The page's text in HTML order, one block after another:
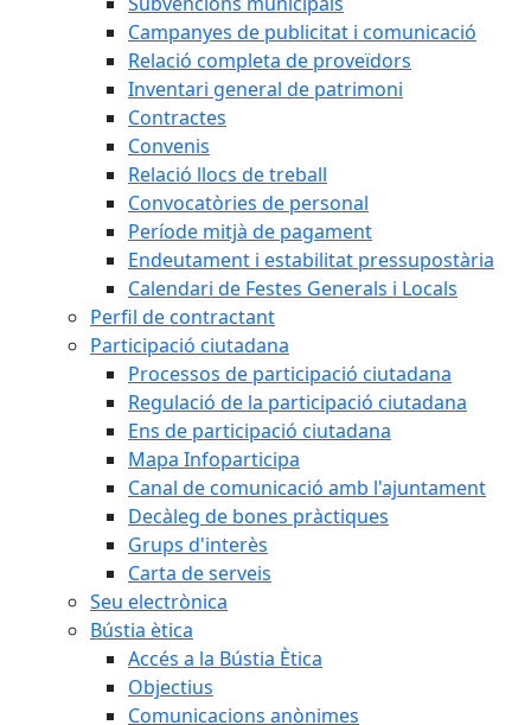
Campanyes de publicitat i comunicació
Relació completa de proveïdors
Inventari general de patrimoni
Contractes
Convenis
Relació llocs de treball
Convocatòries de personal
Període mitjà de pagament
Endeutament i estabilitat pressupostària
Calendari de Festes Generals i Locals
Perfil de contractant
Participació ciutadana
Processos de participació ciutadana
Regulació de la participació ciutadana
Ens de participació ciutadana
Mapa Infoparticipa
Canal de comunicació amb l'ajuntament
Decàleg de bones pràctiques
Grups d'interès
Carta de serveis
Seu electrònica
Bústia ètica
Accés a la Bústia Ètica
Objectius
Comunicacions anònimes